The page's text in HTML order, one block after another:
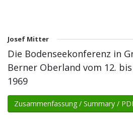
Josef Mitter
Die Bodenseekonferenz in
Berner Oberland vom 12.
1969
Zusammenfassung / Summary /